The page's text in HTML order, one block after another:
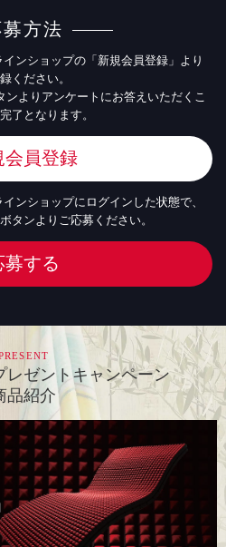
方法
ンショップの「新規会員登録」より
ください。
よりアンケートにお答えいただくこ
了となります。
会員登録
ンショップにログインした状態で、
タンよりご応募ください。
募する
レゼントキャンペーン
品紹介